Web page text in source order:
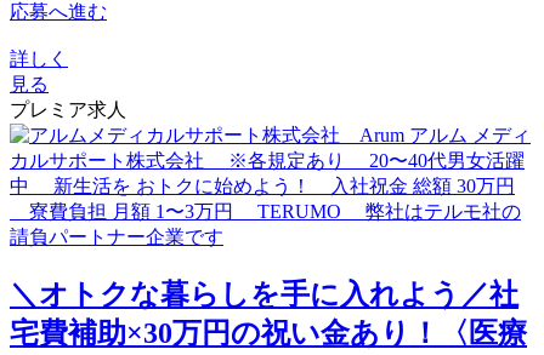
応募へ進む
詳しく
見る
プレミア求人
＼オトクな暮らしを手に入れよう／社
宅費補助×30万円の祝い金あり！〈医療